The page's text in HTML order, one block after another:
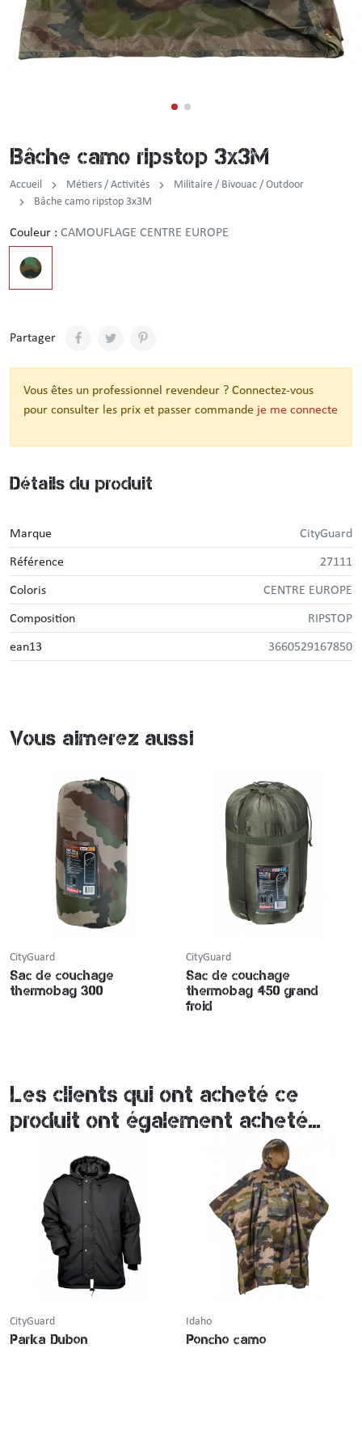
Bâche camo ripstop 3x3M
Accueil Métiers / Activités
Militaire / Bivouac / Outdoor
Bâche camo ripstop 3x3M
Couleur : CAMOUFLAGE CENTRE EUROPE
Partager
Vous êtes un professionnel revendeur ? Connectez-vous
pour consulter les prix et passer commande je me connecte
Détails du produit
Marque CityGuard
Référence 27111
Coloris CENTRE EUROPE
Composition RIPSTOP
ean13 3660529167850
Vous aimerez aussi
CityGuard
Sac de couchage
thermobag 300
CityGuard
Sac de couchage
thermobag 450 grand
froid
Les clients qui ont acheté ce
produit ont également acheté...
CityGuard
Parka Dubon
Idaho
Poncho camo
Tenue de pluie
Gilet
Chemise F1
Veste
Pull / Sweat-shirt
Incendie
Brassard / Chèche / Guêtre